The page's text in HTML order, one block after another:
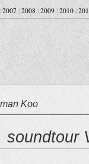
2007 | 2008 | 2009 | 2010|
Koo
soundtour